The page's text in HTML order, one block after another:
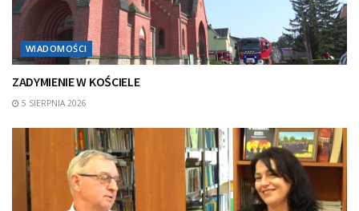
WIADOMOŚCI
ZADYMIENIE W KOŚCIELE
5 SIERPNIA 2026